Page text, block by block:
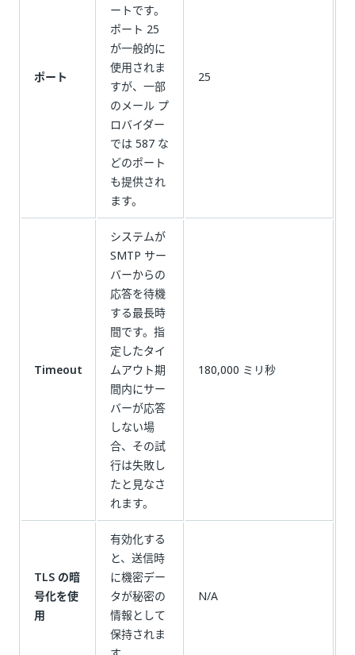
ポート
ートです。
ポート 25
が一般的に
使用されま
すが、一部
のメール プ
ロバイダー
では 587 な
どのポート
も提供され
ます。
25
Timeout
システムが
SMTP サー
バーからの
応答を待機
する最長時
間です。指
定したタイ
ムアウト期
間内にサー
バーが応答
しない場
合、その試
行は失敗し
たと見なさ
れます。
180,000 ミリ秒
TLS の暗
号化を使
用
有効化する
と、送信時
に機密デー
タが秘密の
情報として
保持されま
N/A